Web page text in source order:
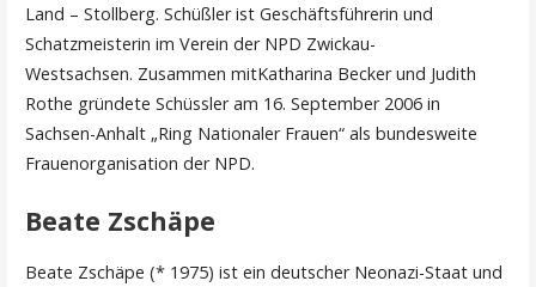
Land – Stollberg. Schüßler ist Geschäftsführerin und
Schatzmeisterin im Verein der NPD Zwickau-
Westsachsen. Zusammen mitKatharina Becker und Judith
Rothe gründete Schüssler am 16. September 2006 in
Sachsen-Anhalt „Ring Nationaler Frauen“ als bundesweite
Frauenorganisation der NPD.
Beate Zschäpe
Beate Zschäpe (* 1975) ist ein deutscher Neonazi-Staat und